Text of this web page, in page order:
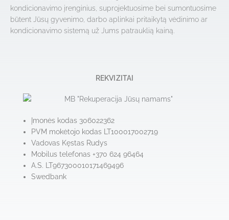
kondicionavimo įrenginius, suprojektuosime bei sumontuosime
būtent Jūsų gyvenimo, darbo aplinkai pritaikytą vėdinimo ar
kondicionavimo sistemą už Jums patrauklią kainą.
REKVIZITAI
Įmonės kodas 306022362
PVM mokėtojo kodas LT100017002719
Vadovas Kęstas Rudys
Mobilus telefonas +370 624 96464
A.S. LT967300010171469496
Swedbank